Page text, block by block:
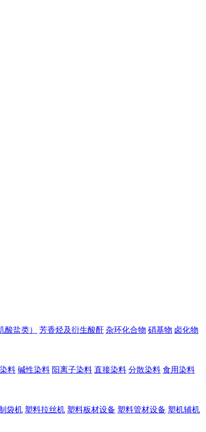
酸盐类） 芳香烃及衍生酸酐 杂环化合物 硝基物 卤化物
料 碱性染料 阳离子染料 直接染料 分散染料 食用染料
袋机 塑料拉丝机 塑料板材设备 塑料管材设备 塑机辅机